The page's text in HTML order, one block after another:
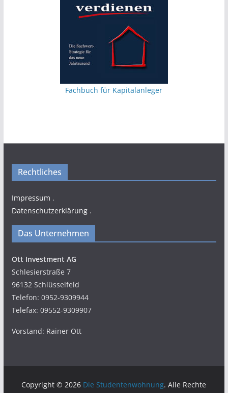
Fachbuch für Kapitalanleger
Rechtliches
Impressum .
Datenschutzerklärung.
Das Unternehmen
Ott Investment AG
Schlesierstraße 7
96132 Schlüsselfeld
Telefon: 0952-9309944
Telefax: 09552-9309907
Vorstand: Rainer Ott
Copyright © 2026 Die Studentenwohnung. Alle Rechte